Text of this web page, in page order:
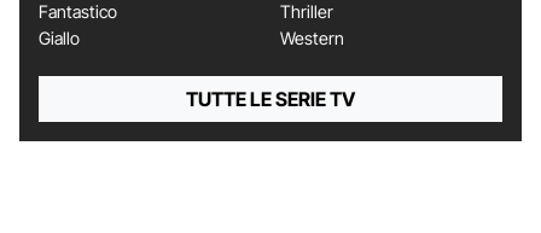
Fantastico
Giallo
Thriller
Western
TUTTE LE SERIE TV